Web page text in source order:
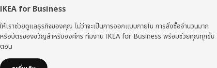
IKEA for Business
ให้เราช่วยดูแลธุรกิจของคุณ ไม่ว่าจะเป็นการออกแบบภายใน การสั่งซื้อจำนวนมาก
หรือบัตรของขวัญสำหรับองค์กร ทีมงาน IKEA for Business พร้อมช่วยคุณทุกขั้น
ตอน